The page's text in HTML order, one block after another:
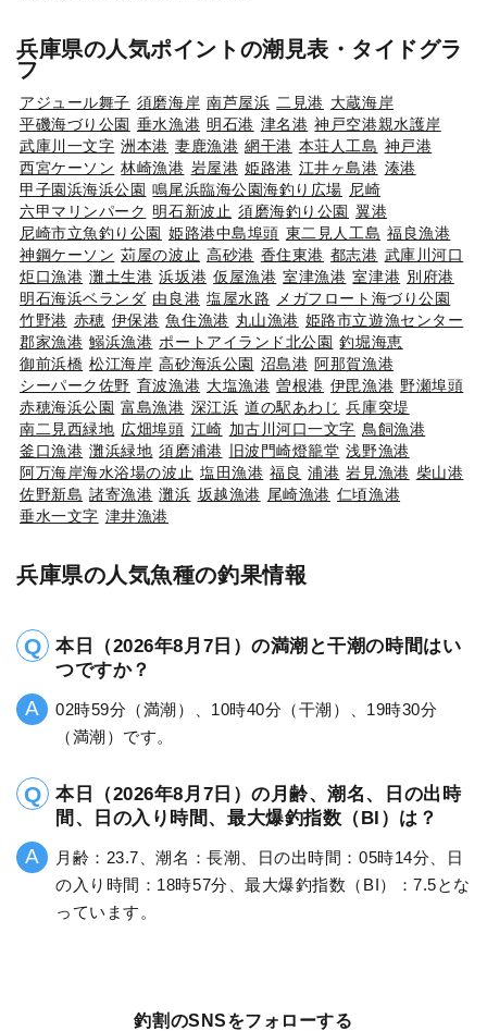
兵庫県の人気ポイントの潮見表・タイドグラ
フ
アジュール舞子 須磨海岸 南芦屋浜 二見港 大蔵海岸
平磯海づり公園 垂水漁港 明石港 津名港 神戸空港親水護岸
武庫川一文字 洲本港 妻鹿漁港 網干港 本荘人工島 神戸港
西宮ケーソン 林崎漁港 岩屋港 姫路港 江井ヶ島港 湊港
甲子園浜海浜公園 鳴尾浜臨海公園海釣り広場 尼崎
六甲マリンパーク 明石新波止 須磨海釣り公園 翼港
尼崎市立魚釣り公園 姫路港中島埠頭 東二見人工島 福良漁港
神鋼ケーソン 苅屋の波止 高砂港 香住東港 都志港 武庫川河口
炬口漁港 灘土生港 浜坂港 仮屋漁港 室津漁港 室津港 別府港
明石海浜ベランダ 由良港 塩屋水路
メガフロート海づり公園
竹野港 赤穂 伊保港 魚住漁港 丸山漁港 姫路市立遊漁センター
郡家漁港 鰯浜漁港 ポートアイランド北公園 釣堀海恵
御前浜橋 松江海岸 高砂海浜公園 沼島港 阿那賀漁港
シーパーク佐野 育波漁港 大塩漁港 曽根港 伊毘漁港 野瀬埠頭
赤穂海浜公園 富島漁港 深江浜 道の駅あわじ 兵庫突堤
南二見西緑地 広畑埠頭 江崎 加古川河口一文字 鳥飼漁港
釜口漁港 灘浜緑地 須磨浦港 旧波門崎燈籠堂 浅野漁港
阿万海岸海水浴場の波止 塩田漁港 福良 浦港 岩見漁港 柴山港
佐野新島 諸寄漁港 灘浜 坂越漁港 尾崎漁港 仁頃漁港
垂水一文字 津井漁港
兵庫県の人気魚種の釣果情報
本日（2026年8月7日）の満潮と干潮の時間はい
つですか？
02時59分（満潮）、10時40分（干潮）、19時30分
（満潮）です。
本日（2026年8月7日）の月齢、潮名、日の出時
間、日の入り時間、最大爆釣指数（BI）は？
月齢：23.7、潮名：長潮、日の出時間：05時14分、日
の入り時間：18時57分、最大爆釣指数（BI）：7.5とな
っています。
釣割のSNSをフォローする